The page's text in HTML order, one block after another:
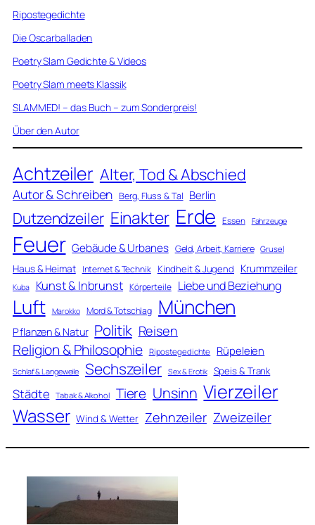
Ripostegedichte
Die Oscarballaden
Poetry Slam Gedichte & Videos
Poetry Slam meets Klassik
SLAMMED! – das Buch – zum Sonderpreis!
Über den Autor
Achtzeiler Alter, Tod & Abschied
Autor & Schreiben Berg, Fluss & Tal Berlin
Dutzendzeiler Einakter Erde Essen Fahrzeuge
Feuer Gebäude & Urbanes Geld, Arbeit, Karriere Grusel
Haus & Heimat Internet & Technik Kindheit & Jugend Krummzeiler
Kuba Kunst & Inbrunst Körperteile Liebe und Beziehung
Luft Marokko Mord & Totschlag München
Pflanzen & Natur Politik Reisen
Religion & Philosophie Ripostegedichte Rüpeleien
Schlaf & Langeweile Sechszeiler Sex & Erotik Speis & Trank
Städte Tabak & Alkohol Tiere Unsinn Vierzeiler
Wasser Wind & Wetter Zehnzeiler Zweizeiler